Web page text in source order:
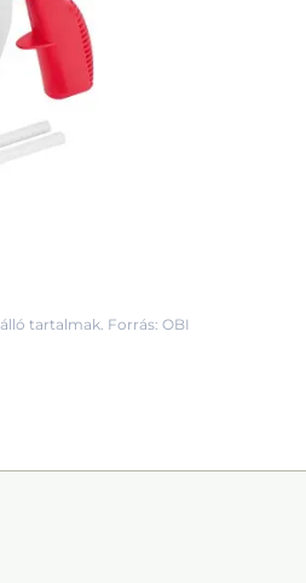
tartalmak. Forrás: OBI